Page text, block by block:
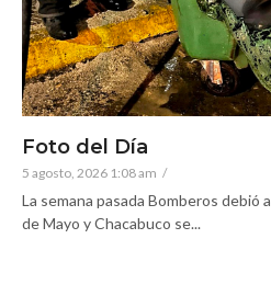
Foto del Día
5 agosto, 2026 1:08 am /
La semana pasada Bomberos debió
de Mayo y Chacabuco se...